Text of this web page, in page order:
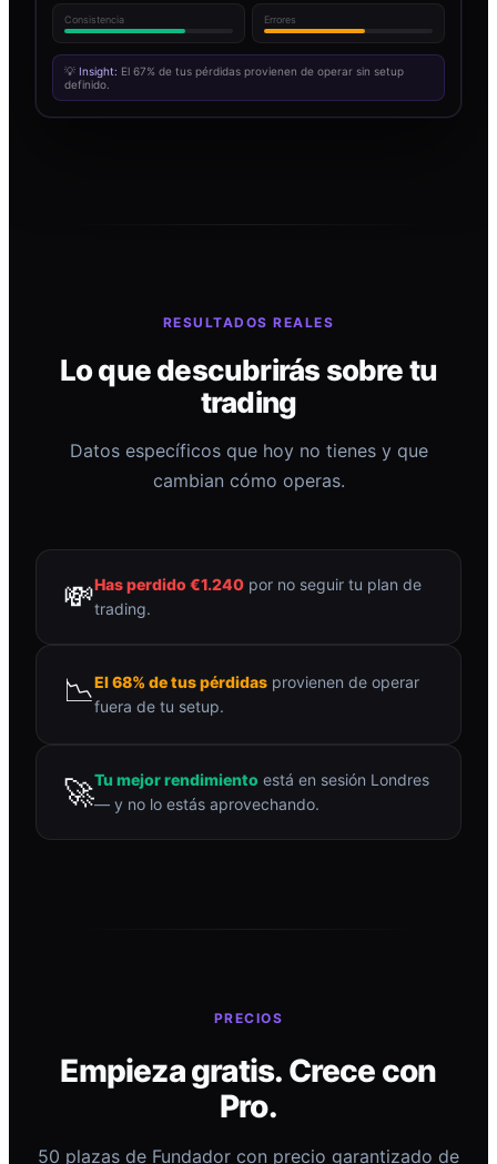
Consistencia Errores
💡 Insight: El 67% de tus pérdidas provienen de operar sin setup
definido.
RESULTADOS REALES
Lo que descubrirás sobre tu
trading
Datos específicos que hoy no tienes y que
cambian cómo operas.
💸Has perdido €1.240 por no seguir tu plan de
trading.
📉El 68% de tus pérdidas provienen de operar
fuera de tu setup.
🚀Tu mejor rendimiento está en sesión Londres
— y no lo estás aprovechando.
PRECIOS
Empieza gratis. Crece con
Pro.
50 plazas de Fundador con precio garantizado de